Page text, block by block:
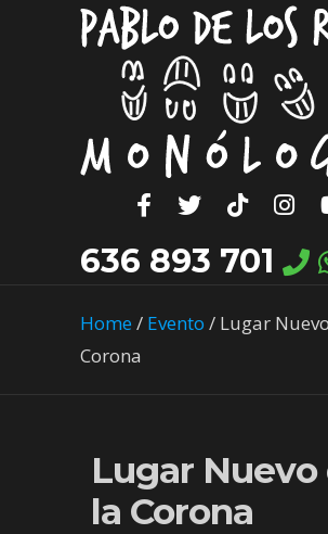
636 893 701
Home/ Evento / Lugar
Corona
Lugar Nuevo
la Corona